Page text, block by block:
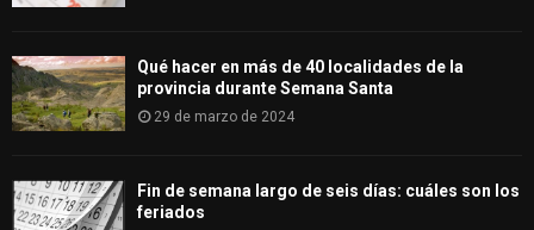
Qué hacer en más de 40 localidades de la
provincia durante Semana Santa
29 de marzo de 2024
Fin de semana largo de seis días: cuáles son los
feriados